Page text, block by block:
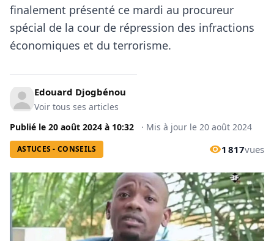
finalement présenté ce mardi au procureur
spécial de la cour de répression des infractions
économiques et du terrorisme.
Edouard Djogbénou
Voir tous ses articles
Publié le 20 août 2024 à 10:32 · Mis à jour le 20 août 2024
ASTUCES - CONSEILS 1 817vues